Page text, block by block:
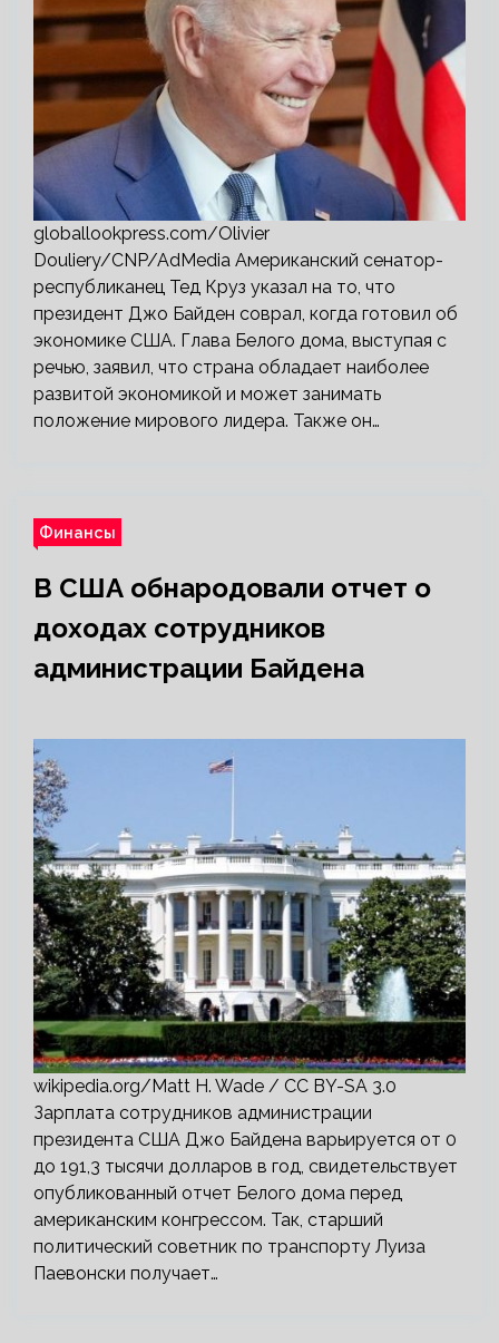
globallookpress.com/Olivier
Douliery/CNP/AdMedia Американский сенатор-
республиканец Тед Круз указал на то, что
президент Джо Байден соврал, когда готовил об
экономике США. Глава Белого дома, выступая с
речью, заявил, что страна обладает наиболее
развитой экономикой и может занимать
положение мирового лидера. Также он…
Финансы
В США обнародовали отчет о
доходах сотрудников
администрации Байдена
wikipedia.org/Matt H. Wade / CC BY-SA 3.0
Зарплата сотрудников администрации
президента США Джо Байдена варьируется от 0
до 191,3 тысячи долларов в год, свидетельствует
опубликованный отчет Белого дома перед
американским конгрессом. Так, старший
политический советник по транспорту Луиза
Паевонски получает…